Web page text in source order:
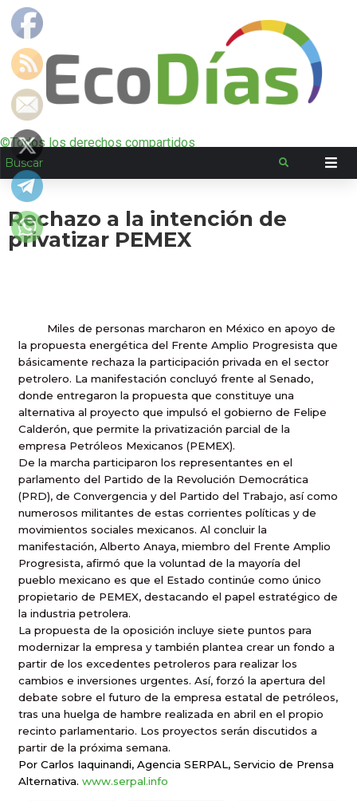
©Todos los derechos compartidos
Rechazo a la intención de
privatizar PEMEX
Miles de personas marcharon en México en apoyo de
la propuesta energética del Frente Amplio Progresista que
básicamente rechaza la participación privada en el sector
petrolero. La manifestación concluyó frente al Senado,
donde entregaron la propuesta que constituye una
alternativa al proyecto que impulsó el gobierno de Felipe
Calderón, que permite la privatización parcial de la
empresa Petróleos Mexicanos (PEMEX).
De la marcha participaron los representantes en el
parlamento del Partido de la Revolución Democrática
(PRD), de Convergencia y del Partido del Trabajo, así como
numerosos militantes de estas corrientes políticas y de
movimientos sociales mexicanos. Al concluir la
manifestación, Alberto Anaya, miembro del Frente Amplio
Progresista, afirmó que la voluntad de la mayoría del
pueblo mexicano es que el Estado continúe como único
propietario de PEMEX, destacando el papel estratégico de
la industria petrolera.
La propuesta de la oposición incluye siete puntos para
modernizar la empresa y también plantea crear un fondo a
partir de los excedentes petroleros para realizar los
cambios e inversiones urgentes. Así, forzó la apertura del
debate sobre el futuro de la empresa estatal de petróleos,
tras una huelga de hambre realizada en abril en el propio
recinto parlamentario. Los proyectos serán discutidos a
partir de la próxima semana.
Por Carlos Iaquinandi, Agencia SERPAL, Servicio de Prensa
Alternativa. www.serpal.info